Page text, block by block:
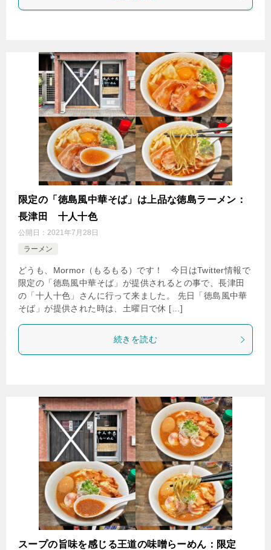
限定の「徳島風中華そば」は上品な徳島ラーメン：
長津田 十人十色
公開日： 2021年7月28日
ラーメン
どうも、Mormor（もるもる）です！ 今日はTwitter情報で
限定の「徳島風中華そば」が提供されるとの事で、長津田
の「十人十色」さんに行って来ました。 先日「徳島風中華
そば」が提供された時は、土曜日で休 […]
続きを読む
スープの旨味を感じる王道の味噌らーめん：限定